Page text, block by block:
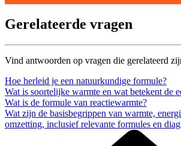
Gerelateerde vragen
Vind antwoorden op vragen die gerelateerd
Hoe herleid je een natuurkundige formule?
Wat is soortelijke warmte en wat betekent de
Wat is de formule van reactiewarmte?
Wat zijn de basisbegrippen van warmte,
omzetting, inclusief relevante formules en